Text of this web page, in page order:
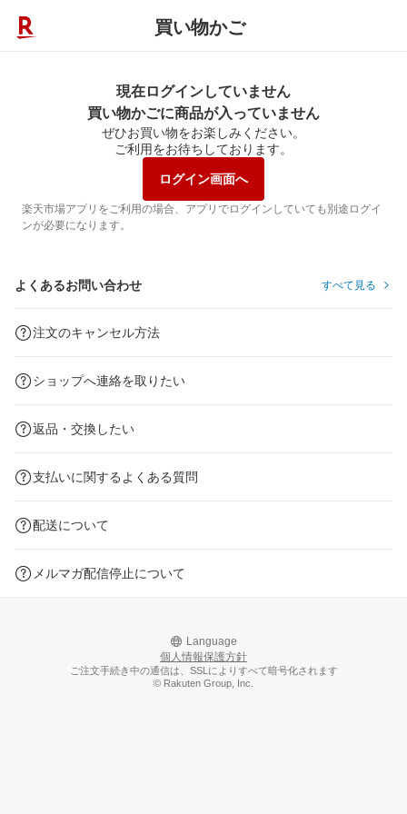
買い物かご
現在ログインしていません
買い物かごに商品が入っていません
ぜひお買い物をお楽しみください。
ご利用をお待ちしております。
ログイン画面へ
楽天市場アプリをご利用の場合、アプリでログインしていても別途ログイ
ンが必要になります。
よくあるお問い合わせ すべて見る
注文のキャンセル方法
ショップへ連絡を取りたい
返品・交換したい
支払いに関するよくある質問
配送について
メルマガ配信停止について
Language
個人情報保護方針
ご注文手続き中の通信は、SSLによりすべて暗号化されます
© Rakuten Group, Inc.